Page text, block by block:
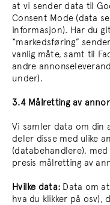
at vi sender data til
Consent Mode (data
informasjon). Har du
“markedsføring”
vanlig måte, samt til
andre
under).
3.4 Målretting av
Vi samler data om din
deler disse med ulike
(databehandlere),
presis målretting av
Hvilke data: Data om
hva du klikker på osv),